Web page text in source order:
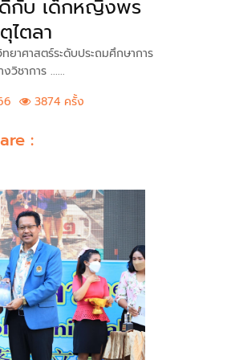
กับ เด็กหญิงพร
ตลา
ยาศาสตร์ระดับประถมศึกษาการ
วิชาการ ......
3874 ครั้ง
: